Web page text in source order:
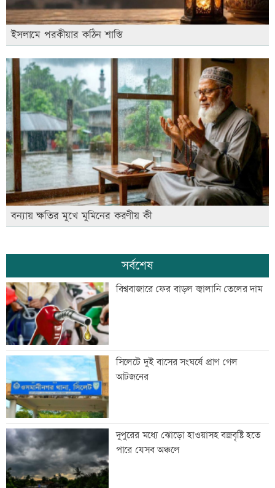
ইসলামে পরকীয়ার কঠিন শাস্তি
বন্যায় ক্ষতির মুখে মুমিনের করণীয় কী
সর্বশেষ
বিশ্ববাজারে ফের বাড়ল জ্বালানি তেলের দাম
সিলেটে দুই বাসের সংঘর্ষে প্রাণ গেল
আটজনের
দুপুরের মধ্যে ঝোড়ো হাওয়াসহ বজ্রবৃষ্টি হতে
পারে যেসব অঞ্চলে